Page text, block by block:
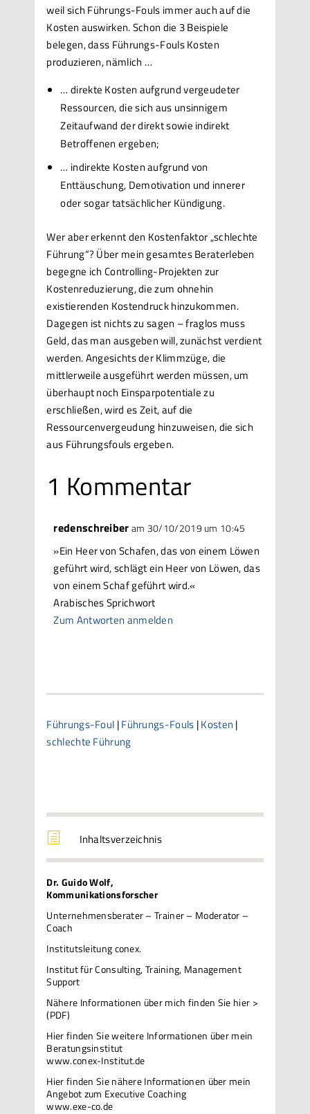
weil sich Führungs-Fouls immer auch auf die
Kosten auswirken. Schon die 3 Beispiele
belegen, dass Führungs-Fouls Kosten
produzieren, nämlich …
… direkte Kosten aufgrund vergeudeter
Ressourcen, die sich aus unsinnigem
Zeitaufwand der direkt sowie indirekt
Betroffenen ergeben;
… indirekte Kosten aufgrund von
Enttäuschung, Demotivation und innerer
oder sogar tatsächlicher Kündigung.
Wer aber erkennt den Kostenfaktor „schlechte
Führung“? Über mein gesamtes Beraterleben
begegne ich Controlling-Projekten zur
Kostenreduzierung, die zum ohnehin
existierenden Kostendruck hinzukommen.
Dagegen ist nichts zu sagen – fraglos muss
Geld, das man ausgeben will, zunächst verdient
werden. Angesichts der Klimmzüge, die
mittlerweile ausgeführt werden müssen, um
überhaupt noch Einsparpotentiale zu
erschließen, wird es Zeit, auf die
Ressourcenvergeudung hinzuweisen, die sich
aus Führungsfouls ergeben.
1 Kommentar
redenschreiberam 30/10/2019 um 10:45
»Ein Heer von Schafen, das von einem Löwen
geführt wird, schlägt ein Heer von Löwen, das
von einem Schaf geführt wird.«
Arabisches Sprichwort
Zum Antworten anmelden
Führungs-Foul |Führungs-Fouls |Kosten |
schlechte Führung
h Inhaltsverzeichnis
Dr. Guido Wolf,
Kommunikationsforscher
Unternehmensberater – Trainer – Moderator –
Coach
Institutsleitung conex.
Institut für Consulting, Training, Management
Support
Nähere Informationen über mich finden Sie hier >
(PDF)
Hier finden Sie weitere Informationen über mein
Beratungsinstitut
www.conex-Institut.de
Hier finden Sie nähere Informationen über mein
Angebot zum Executive Coaching
www.exe-co.de